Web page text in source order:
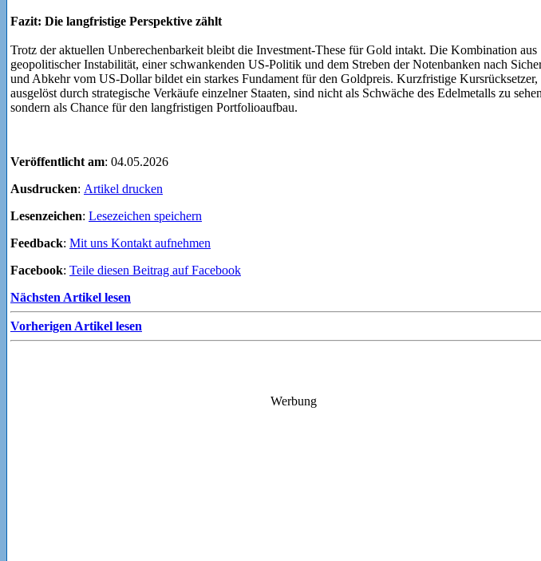
Fazit: Die langfristige Perspektive zählt
Trotz der aktuellen Unberechenbarkeit bleibt die Investment-These für Gold intakt. Die Kombination aus
geopolitischer Instabilität, einer schwankenden US-Politik und dem Streben der Notenbanken nach
und Abkehr vom US-Dollar bildet ein starkes Fundament für den Goldpreis. Kurzfristige Kursrücksetzer,
ausgelöst durch strategische Verkäufe einzelner Staaten, sind nicht als Schwäche des Edelmetalls zu
sondern als Chance für den langfristigen Portfolioaufbau.
Veröffentlicht am: 04.05.2026
Ausdrucken: Artikel drucken
Lesenzeichen: Lesezeichen speichern
Feedback: Mit uns Kontakt aufnehmen
Facebook: Teile diesen Beitrag auf Facebook
Nächsten Artikel lesen
Vorherigen Artikel lesen
Werbung